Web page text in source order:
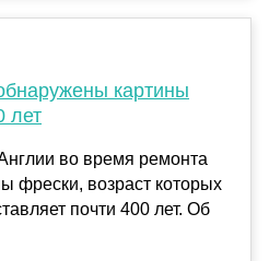
картины
лет
во время ремонта
фрески, возраст которых
почти 400 лет. Об